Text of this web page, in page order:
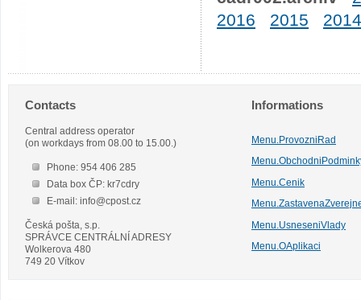
2016
2015 2014
Contacts
Central address operator
(on workdays from 08.00 to 15.00.)
Phone: 954 406 285
Data box ČP: kr7cdry
E-mail: info@cpost.cz
Česká pošta, s.p.
SPRÁVCE CENTRÁLNÍ ADRESY
Wolkerova 480
749 20 Vítkov
Informations
Menu.ProvozniRad
Menu.Cenik
Menu.UsneseniVlady
Menu.OAplikaci